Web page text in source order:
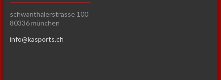
schwanthalerstrasse 100
80336 münchen
info@kasports.ch